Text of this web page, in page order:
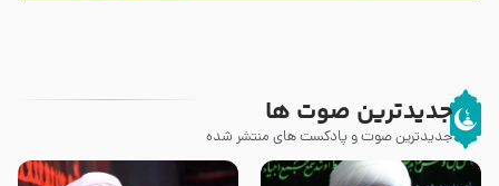
جدیدترین صوت ها
جدیدترین صوت و پادکست های منتشر شده